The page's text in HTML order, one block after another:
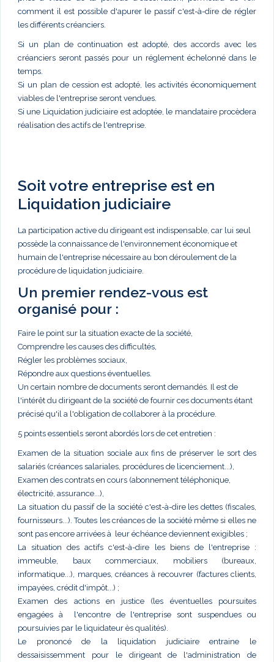
comment il est possible d'apurer le passif c'est-à-dire de régler
les différents créanciers.
Si un plan de continuation est adopté, des accords avec les
créanciers seront passés pour un réglement échelonné dans le
temps.
Si un plan de cession est adopté, les activités économiquement
viables de l'entreprise seront vendues.
Si une Liquidation judiciaire est adoptée, le mandataire procèdera
réalisation des actifs de l'entreprise.
Soit votre entreprise est en
Liquidation judiciaire
La participation active du dirigeant est indispensable, car lui seul
possède la connaissance de l'environnement économique et
humain de l'entreprise nécessaire au bon déroulement de la
procédure de liquidation judiciaire.
Un premier rendez-vous est
organisé pour :
Faire le point sur la situation exacte de la société,
Comprendre les causes des difficultés,
Régler les problèmes sociaux,
Répondre aux questions éventuelles.
Un certain nombre de documents seront demandés. Il est de
l'intérêt du dirigeant de la société de fournir ces documents étant
précisé qu'il a l'obligation de collaborer à la procédure.
5 points essentiels seront abordés lors de cet entretien :
Examen de la situation sociale aux fins de préserver le sort des
salariés (créances salariales, procédures de licenciement...),
Examen des contrats en cours (abonnement téléphonique,
électricité, assurance...),
La situation du passif de la société c'est-à-dire les dettes (fiscales,
fournisseurs...). Toutes les créances de la société même si elles ne
sont pas encore arrivées à leur échéance deviennent exigibles ;
La situation des actifs c'est-à-dire les biens de l'entreprise :
immeuble, baux commerciaux, mobiliers (bureaux,
informatique...), marques, créances à recouvrer (factures clients,
impayées, crédit d'impôt...) ;
Examen des actions en justice (les éventuelles poursuites
engagées à l'encontre de l'entreprise sont suspendues ou
poursuivies par le liquidateur ès qualités).
Le prononcé de la liquidation judiciaire entraine le
dessaisissemment pour le dirigeant de l'administration de